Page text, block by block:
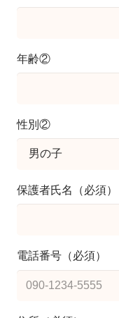
年齢②
性別②
保護者氏名（必須）
電話番号（必須）